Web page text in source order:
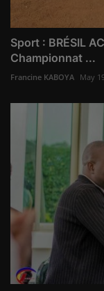
Sport : BRÉSIL
Championnat ...
Francine KABOYA May